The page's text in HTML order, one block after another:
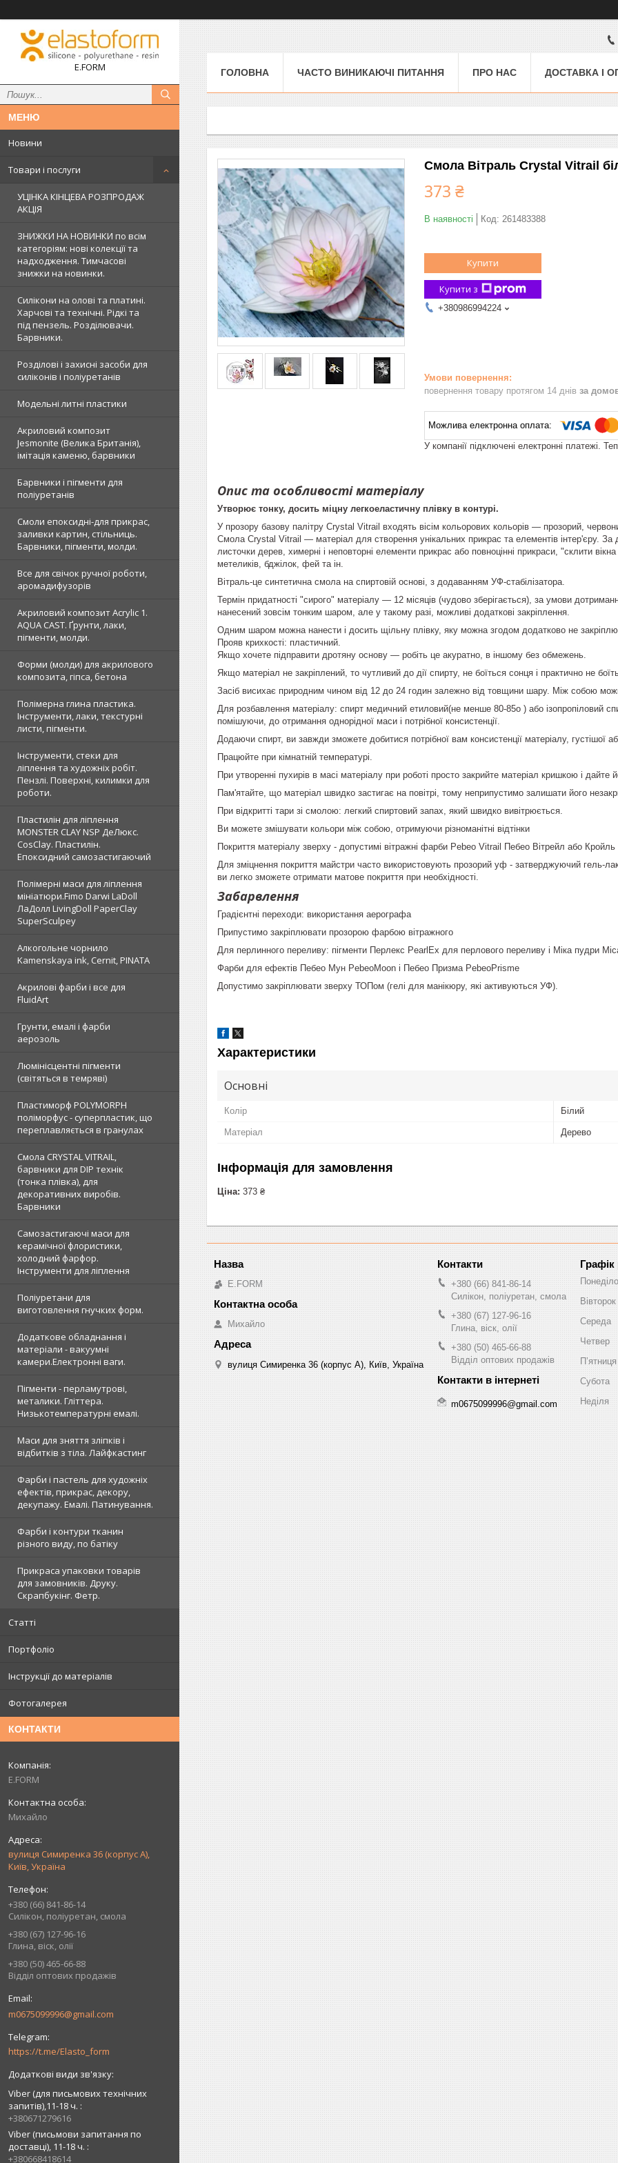
E.FORM
Новини
Товари і послуги
УЦІНКА КІНЦЕВА РОЗПРОДАЖ
АКЦІЯ
ЗНИЖКИ НА НОВИНКИ по всім
категоріям: нові колекцїї та
надходження. Тимчасові
знижки на новинки.
Силікони на олові та платині.
Харчові та технічні. Рідкі та
під пензель. Розділювачи.
Барвники.
Розділові і захисні засоби для
силіконів і поліуретанів
Модельні литні пластики
Акриловий композит
Jesmonite (Велика Британія),
імітація каменю, барвники
Барвники і пігменти для
поліуретанів
Смоли епоксидні-для прикрас,
заливки картин, стільниць.
Барвники, пігменти, молди.
Все для свічок ручної роботи,
аромадифузорів
Акриловий композит Acrylic 1.
AQUA CAST. Ґрунти, лаки,
пігменти, молди.
Форми (молди) для акрилового
композита, гіпса, бетона
Полімерна глина пластика.
Інструменти, лаки, текстурні
листи, пігменти.
Інструменти, стеки для
ліплення та художніх робіт.
Пензлі. Поверхні, килимки для
роботи.
Пластилін для ліплення
MONSTER CLAY NSP ДеЛюкс.
CosClay. Пластилін.
Епоксидний самозастигаючий
Полімерні маси для ліплення
мініатюри.Fimo Darwi LaDoll
ЛаДолл LivingDoll PaperClay
SuperSculpey
Алкогольне чорнило
Kamenskaya ink, Cernit, PINATA
Акрилові фарби і все для
FluidArt
Грунти, емалі і фарби
аерозоль
Люмінісцентні пігменти
(світяться в темряві)
Пластиморф POLYMORPH
поліморфус - суперпластик, що
переплавляється в гранулах
Смола CRYSTAL VITRAIL,
барвники для DIP технік
(тонка плівка), для
декоративних виробів.
Барвники
Самозастигаючі маси для
керамічної флористики,
холодний фарфор.
Інструменти для ліплення
Поліуретани для
виготовлення гнучких форм.
Додаткове обладнання і
матеріали - вакуумні
камери.Електронні ваги.
Пігменти - перламутрові,
металики. Гліттера.
Низькотемпературні емалі.
Маси для зняття зліпків і
відбитків з тіла. Лайфкастинг
Фарби і пастель для художніх
ефектів, прикрас, декору,
декупажу. Емалі. Патинування.
Фарби і контури тканин
різного виду, по батіку
Прикраса упаковки товарів
для замовників. Друку.
Скрапбукінг. Фетр.
Статті
Портфоліо
Інструкції до матеріалів
Фотогалерея
КОНТАКТИ
E.FORM
Михайло
вулиця Симиренка 36 (корпус А),
Київ, Україна
+380 (66) 841-86-14
Силікон, поліуретан, смола
+380 (67) 127-96-16
Глина, віск, олії
+380 (50) 465-66-88
Відділ оптових продажів
m0675099996@gmail.com
https://t.me/Elasto_form
Viber (для письмових технічних
запитів),11-18 ч.
+380671279616
Viber (письмови запитання по
доставці), 11-18 ч.
+380668418614
ГОЛОВНА ЧАСТО ВИНИКАЮЧІ ПИТАННЯ ПРО НАС ДОСТАВКА І
Смола Вітраль Crystal Vitrail
373 ₴
В наявності Код: 261483388
Купити
Купити з
+380986994224
повернення товару протягом 14 днів за
У компанії підключені електронні платежі.
Опис та особливості матеріалу
Утворює тонку, досить міцну легкоеластичну плівку в контурі.
У прозору базову палітру Crystal Vitrail входять вісім кольорових кольорів ― прозорий,
Смола Crystal Vitrail ― матеріал для створення унікальних прикрас та елементів інтер'єру. За
листочки дерев, химерні і неповторні елементи прикрас або повноцінні прикраси, "склити
метеликів, бджілок, фей та ін.
Вітраль-це синтетична смола на спиртовій основі, з додаванням УФ-стабілізатора.
Термін придатності "сирого" матеріалу ― 12 місяців (чудово зберігається), за умови
нанесений зовсім тонким шаром, але у такому разі, можливі додаткові закріплення.
Одним шаром можна нанести і досить щільну плівку, яку можна згодом додатково не
Прояв крихкості: пластичний.
Якщо хочете підправити дротяну основу ― робіть це акуратно, в іншому без обмежень.
Якщо матеріал не закріплений, то чутливий до дії спирту, не боїться сонця і практично не
Засіб висихає природним чином від 12 до 24 годин залежно від товщини шару. Між собою
Для розбавлення матеріалу: спирт медичний етиловий(не менше 80-85о ) або ізопропіловий
помішуючи, до отримання однорідної маси і потрібної консистенції.
Додаючи спирт, ви завжди зможете добитися потрібної вам консистенції матеріалу, густішої
Працюйте при кімнатній температурі.
При утворенні пухирів в масі матеріалу при роботі просто закрийте матеріал кришкою і дайте
Пам'ятайте, що матеріал швидко застигає на повітрі, тому неприпустимо залишати його
При відкритті тари зі смолою: легкий спиртовий запах, який швидко вивітрюється.
Ви можете змішувати кольори між собою, отримуючи різноманітні відтінки
Покриття матеріалу зверху - допустимі вітражні фарби Pebeo Vitrail Пебео Вiтрейл або Кройль
Для зміцнення покриття майстри часто використовують прозорий уф - затверджуючий гель-
ви легко зможете отримати матове покриття при необхідності.
Забарвлення
Градієнтні переходи: використання аерографа
Припустимо закріплювати прозорою фарбою вітражного
Для перлинного переливу: пігменти Перлекс PearlEx для перлового переливу і Міка пудри
Фарби для ефектів Пебео Мун PebeoMoon і Пебео Призма PebeoPrisme
Допустимо закріплювати зверху ТОПом (гелі для манікюру, які активуються УФ).
Характеристики
Основні
Колір Білий
Матеріал Дерево
Інформація для замовлення
Ціна: 373 ₴
E.FORM
Михайло
вулиця Симиренка 36 (корпус А), Київ, Україна
+380 (66) 841-86-14
Силікон, поліуретан, смола
+380 (67) 127-96-16
Глина, віск, олії
+380 (50) 465-66-88
Відділ оптових продажів
m0675099996@gmail.com
Вівторок
Середа
Четвер
Пʼятниця
Субота
Неділя